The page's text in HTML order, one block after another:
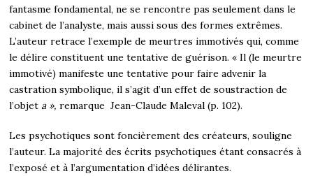
fantasme fondamental, ne se rencontre pas seulement dans le
cabinet de l’analyste, mais aussi sous des formes extrêmes.
L’auteur retrace l’exemple de meurtres immotivés qui, comme
le délire constituent une tentative de guérison. « Il (le meurtre
immotivé) manifeste une tentative pour faire advenir la
castration symbolique, il s’agit d’un effet de soustraction de
l’objeta »,remarque Jean-Claude Maleval (p. 102).
Les psychotiques sont foncièrement des créateurs, souligne
l’auteur. La majorité des écrits psychotiques étant consacrés à
l’exposé et à l’argumentation d’idées délirantes.